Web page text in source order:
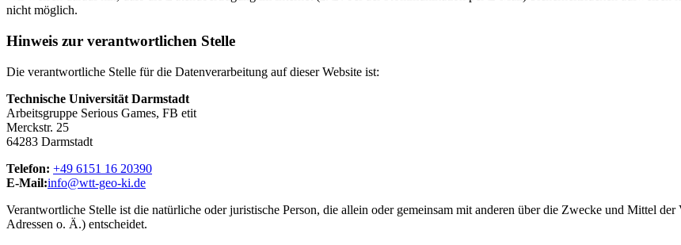
nicht möglich.
Hinweis zur verantwortlichen Stelle
Die verantwortliche Stelle für die Datenverarbeitung auf dieser Website ist:
Technische Universität Darmstadt
Arbeitsgruppe Serious Games, FB etit
Merckstr. 25
64283 Darmstadt
Telefon: +49 6151 16 20390
E-Mail:info@wtt-geo-ki.de
Verantwortliche Stelle ist die natürliche oder juristische Person, die allein oder gemeinsam mit anderen über die Zwecke und Mittel
Adressen o. Ä.) entscheidet.